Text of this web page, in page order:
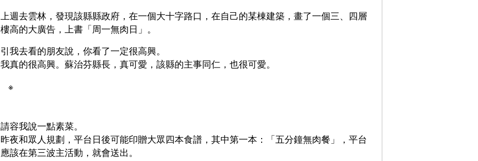
上週去雲林，發現該縣縣政府，在一個大十字路口，在自己的某棟建築，畫了一個三、四層
樓高的大廣告，上書「周一無肉日」。
引我去看的朋友說，你看了一定很高興。
我真的很高興。蘇治芬縣長，真可愛，該縣的主事同仁，也很可愛。
※
請容我說一點素菜。
昨夜和眾人規劃，平台日後可能印贈大眾四本食譜，其中第一本：「五分鐘無肉餐」，平台
應該在第三波主活動，就會送出。